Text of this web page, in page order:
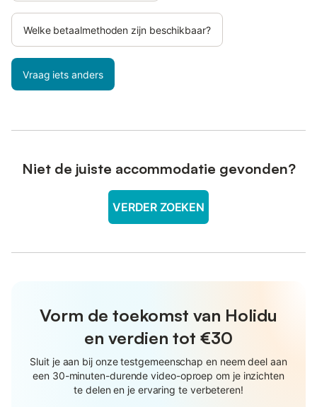
Welke betaalmethoden zijn beschikbaar?
Vraag iets anders
Niet de juiste accommodatie gevonden?
VERDER ZOEKEN
Vorm de toekomst van Holidu
en verdien tot €30
Sluit je aan bij onze testgemeenschap en neem deel aan
een 30-minuten-durende video-oproep om je inzichten
te delen en je ervaring te verbeteren!